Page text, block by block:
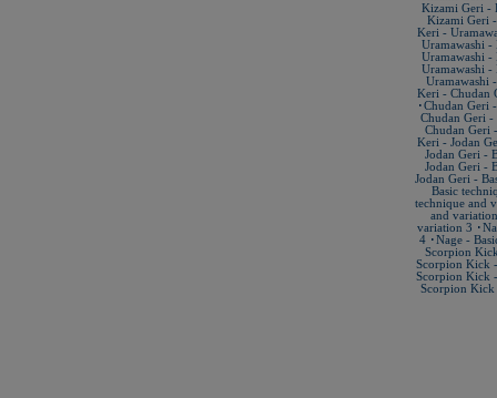
Kizami Geri -
Kizami Geri
Keri -
Uramawashi -
Uramawashi -
Uramawashi -
Uramawashi
Keri - Chudan
･Chudan Geri
Chudan Geri -
Chudan Geri
Keri - Jodan
Jodan Geri -
Jodan Geri -
Jodan Geri -
Basic
technique and
and
variation 3 ･
4 ･Nage -
Scorpion
Scorpion Kick
Scorpion Kick
Scorpion Kick